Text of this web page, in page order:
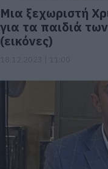
Μια ξεχωριστή
για τα παιδιά
(εικόνες)